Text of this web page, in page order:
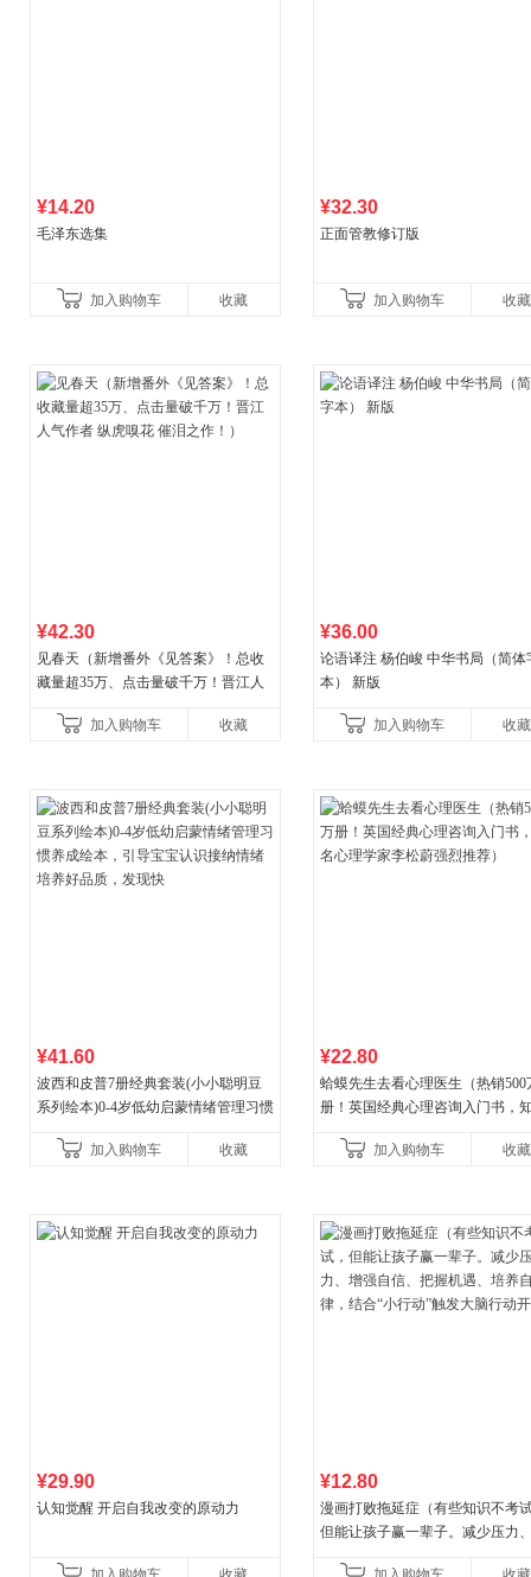
¥14.20
毛泽东选集
加入购物车 收藏
¥32.30
正面管教修订版
加入购物车 收藏
¥42.30
见春天（新增番外《见答案》！总收
藏量超35万、点击量破千万！晋江人
加入购物车
收藏
¥36.00
论语译注 杨伯峻 中华书局（简体
本） 新版
加入购物车 收藏
¥41.60
波西和皮普7册经典套装(小小聪明豆
系列绘本)0-4岁低幼启蒙情绪管理习惯
养好品质，发现快
加入购物车 收藏
¥22.80
蛤蟆先生去看心理医生（热销500
册！英国经典心理咨询入门书，
加入购物车
收藏
¥29.90
认知觉醒 开启自我改变的原动力
¥12.80
漫画打败拖延症（有些知识不考
但能让孩子赢一辈子。减少压力